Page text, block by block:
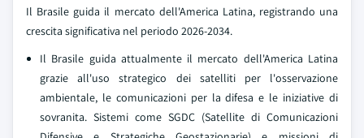
Il Brasile guida il mercato dell'America Latina, registrando una
crescita significativa nel periodo 2026-2034.
Il Brasile guida attualmente il mercato dell'America Latina
grazie all'uso strategico dei satelliti per l'osservazione
ambientale, le comunicazioni per la difesa e le iniziative di
sovranita. Sistemi come SGDC (Satellite di Comunicazioni